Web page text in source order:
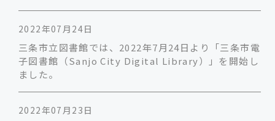
2022年07月24日
三条市立図書館では、2022年7月24日より「三条市電
子図書館（Sanjo City Digital Library）」を開始し
ました。
2022年07月23日